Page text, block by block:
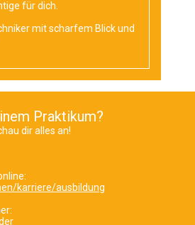
für dich.
mit scharfem Blick und
Praktikum?
dir alles an!
karriere/ausbildung